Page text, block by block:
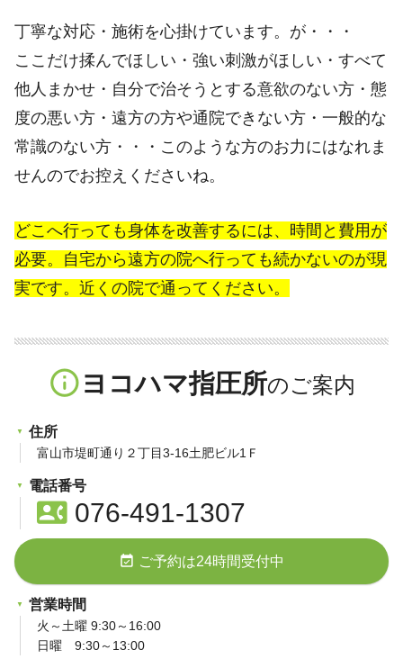
丁寧な対応・施術を心掛けています。が・・・
ここだけ揉んでほしい・強い刺激がほしい・すべて
他人まかせ・自分で治そうとする意欲のない方・態
度の悪い方・遠方の方や通院できない方・一般的な
常識のない方・・・このような方のお力にはなれま
せんのでお控えくださいね。
どこへ行っても身体を改善するには、時間と費用が
必要。自宅から遠方の院へ行っても続かないのが現
実です。近くの院で通ってください。
info_outlineヨコハマ指圧所
住所
富山市堤町通り２丁目3-16土肥ビル1Ｆ
電話番号
contact_phone076-491-1307
event_available ご予約は24時間受付中
営業時間
火～土曜 9:30～16:00
日曜 9:30～13:00